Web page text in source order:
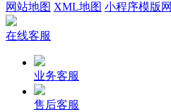
网站地图 XML地图 小程序模版网
在线客服
业务客服
售后客服